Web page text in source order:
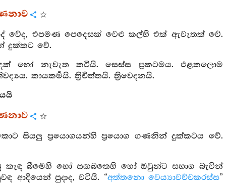
වේද, එපමණ පෙදෙසක් වෙළු කල්හි එක් ඇවැතක් වේ.
දුක්කට වේ.
හෝ නැවැත කටියි. සෙස්ස ප්‍රකටමය. එළකලොම
කායකර්‍මයි. ත්‍රිචිත්තයි. ත්‍රිවෙදනයි.
සියලු ප්‍රයොගයන්හි ප්‍රයොග ගණනින් දුක්කටය වේ.
බීමෙහි හෝ සඟබතෙහි හෝ ඔවුන්ට සභාග බැවින්
ආදියෙන් පුදාද, වටියි. “අත්තනො වෙය්‍යාවච්චකරස්ස”